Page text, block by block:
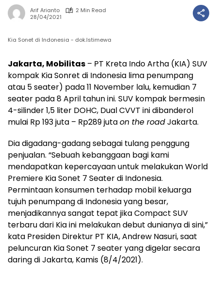
Arif Arianto
2 Min Read
28/04/2021
Kia Sonet di Indonesia - dok.Istimewa
Jakarta, Mobilitas – PT Kreta Indo Artha (KIA) SUV
kompak Kia Sonret di Indonesia lima penumpang
atau 5 seater) pada 11 November lalu, kemudian 7
seater pada 8 April tahun ini. SUV kompak bermesin
4-silinder 1,5 liter DOHC, Dual CVVT ini dibanderol
mulai Rp 193 juta – Rp289 jutaon the roadJakarta.
Dia digadang-gadang sebagai tulang penggung
penjualan. “Sebuah kebanggaan bagi kami
mendapatkan kepercayaan untuk melakukan World
Premiere Kia Sonet 7 Seater di Indonesia.
Permintaan konsumen terhadap mobil keluarga
tujuh penumpang di Indonesia yang besar,
menjadikannya sangat tepat jika Compact SUV
terbaru dari Kia ini melakukan debut dunianya di sini,”
kata Presiden Direktur PT KIA, Andrew Nasuri, saat
peluncuran Kia Sonet 7 seater yang digelar secara
daring di Jakarta, Kamis (8/4/2021).